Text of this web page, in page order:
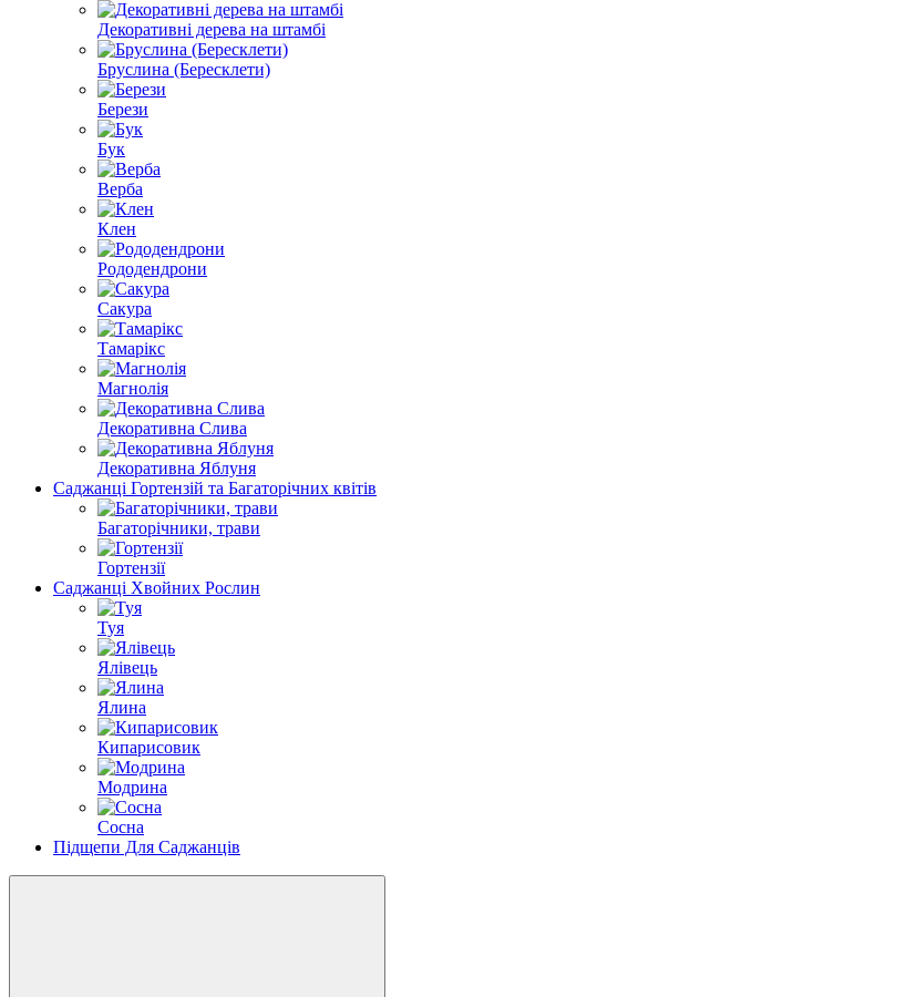
Декоративні дерева на штамбі
Бруслина (Бересклети)
Берези
Бук
Верба
Клен
Рододендрони
Сакура
Тамарікс
Магнолія
Декоративна Слива
Декоративна Яблуня
Саджанці Гортензій та Багаторічних квітів
Багаторічники, трави
Гортензії
Саджанці Хвойних Рослин
Туя
Ялівець
Ялина
Кипарисовик
Модрина
Сосна
Підщепи Для Саджанців